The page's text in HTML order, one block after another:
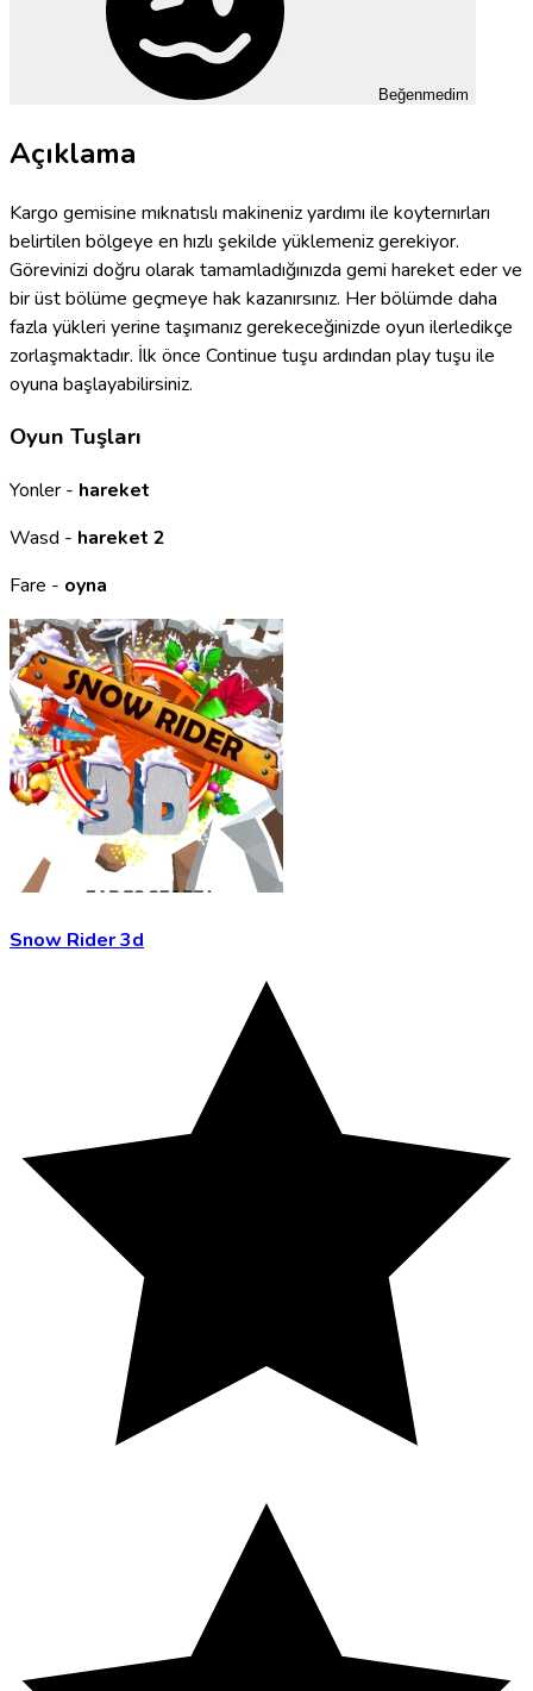
Beğenmedim
Açıklama
Kargo gemisine mıknatıslı makineniz yardımı ile koyternırları
belirtilen bölgeye en hızlı şekilde yüklemeniz gerekiyor.
Görevinizi doğru olarak tamamladığınızda gemi hareket eder ve
bir üst bölüme geçmeye hak kazanırsınız. Her bölümde daha
fazla yükleri yerine taşımanız gerekeceğinizde oyun ilerledikçe
zorlaşmaktadır. İlk önce Continue tuşu ardından play tuşu ile
oyuna başlayabilirsiniz.
Oyun Tuşları
Yonler - hareket
Wasd - hareket 2
Fare - oyna
Snow Rider 3d